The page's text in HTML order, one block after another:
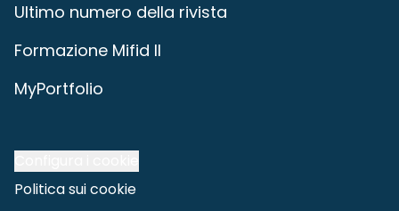
Ultimo numero della rivista
Formazione Mifid II
MyPortfolio
Politica sui cookie